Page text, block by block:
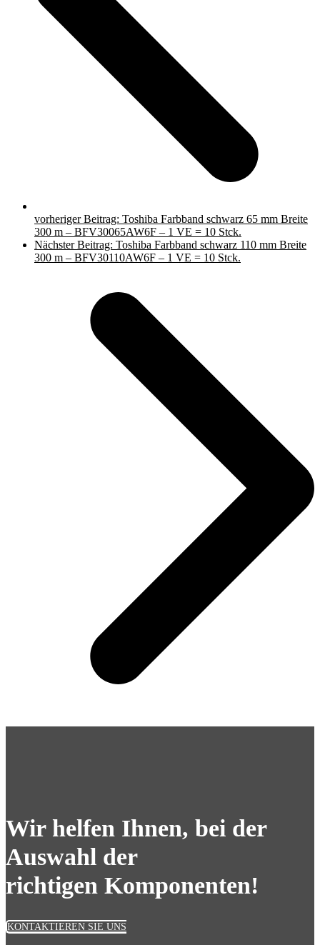
vorheriger Beitrag: Toshiba Farbband schwarz 65 mm Breite
300 m – BFV30065AW6F – 1 VE = 10 Stck.
Nächster Beitrag: Toshiba Farbband schwarz 110 mm Breite
300 m – BFV30110AW6F – 1 VE = 10 Stck.
Wir helfen Ihnen, bei der
Auswahl der
richtigen Komponenten!
KONTAKTIEREN SIE UNS